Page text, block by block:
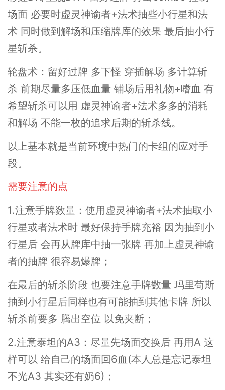
场面 必要时虚灵神谕者+法术抽些小行星和法
术 同时做到解场和压缩牌库的效果 最后抽小行
星斩杀。
轮盘术：留好过牌 多下怪 穿插解场 多计算斩
杀 前期尽量多压低血量 铺场后用礼物+嗜血 有
希望斩杀可以用 虚灵神谕者+法术多多的消耗
和解场 不能一枚的追求后期的斩杀线。
以上基本就是当前环境中热门的卡组的应对手
段。
需要注意的点
1.注意手牌数量：使用虚灵神谕者+法术抽取小
行星或者法术时 最好保持手牌充裕 因为抽到小
行星后 会再从牌库中抽一张牌 再加上虚灵神谕
者的抽牌 很容易爆牌；
在最后的斩杀阶段 也要注意手牌数量 玛里苟斯
抽到小行星后同样也有可能抽到其他卡牌 所以
斩杀前要多 腾出空位 以免夹断；
2.注意泰坦的A3：尽量先场面交换后 再用A 这
样可以 给自己的场面回6血(本人总是忘记泰坦
不光A3 其实还有奶6)；